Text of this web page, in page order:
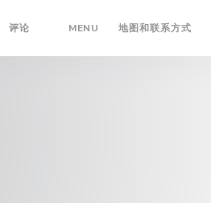
评论
((在新窗口中打开))
MENU ((在新窗口中打开))
地图和联系方式